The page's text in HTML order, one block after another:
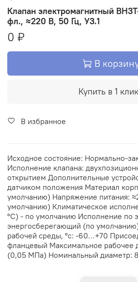
Клапан электромагнитный
фл., ≈220 В, 50 Гц, У3.1
0 ₽
В
Купить в 1 клик
В избранное
Исходное состояние: Нормально-
Исполнение клапана:
открытием Дополнительные
датчиком положения Материал
умолчанию) Напряжение питания:
умолчанию) Климатическое
°С) - по умолчанию Исполнение по
энергосберегающий (по
рабочей среды, °с: -60…+70
фланцевый Максимальное рабочее
(0,05 МПа) Номинальный диаметр: